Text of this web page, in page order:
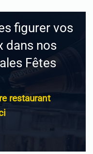
figurer vos
dans nos
Fêtes
restaurant